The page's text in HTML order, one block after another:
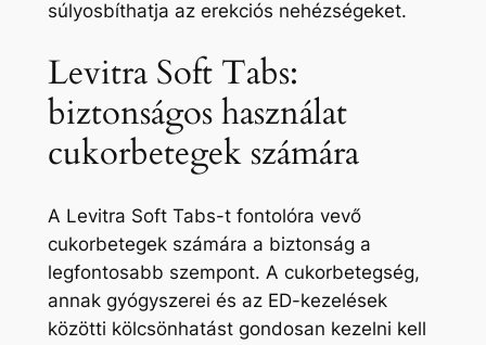
súlyosbíthatja az erekciós nehézségeket.
Levitra Soft Tabs:
biztonságos használat
cukorbetegek számára
A Levitra Soft Tabs-t fontolóra vevő
cukorbetegek számára a biztonság a
legfontosabb szempont. A cukorbetegség,
annak gyógyszerei és az ED-kezelések
közötti kölcsönhatást gondosan kezelni kell